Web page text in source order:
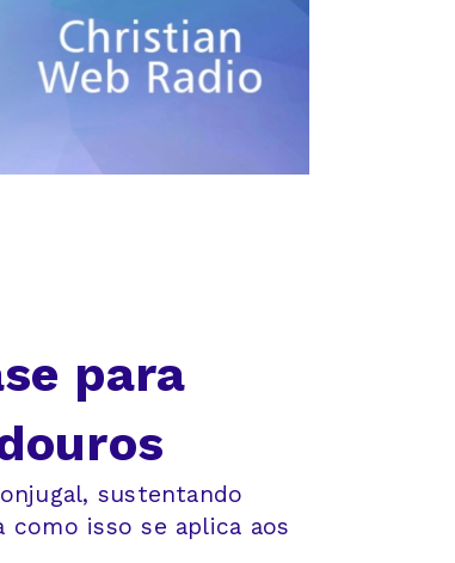
para
sustentando
como isso se aplica aos